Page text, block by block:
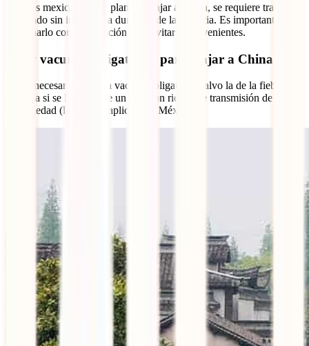
Para los mexicanos que planean viajar a China, se requiere tramitar
un visado sin importar la duración de la estancia. Es importante
gestionarlo con anticipación para evitar inconvenientes.
¿Hay vacunas obligatorias para viajar a China?
No es necesaria ninguna vacuna obligatoria, salvo la de la fiebre
amarilla si se llega desde un país con riesgo de transmisión de la
enfermedad (lo cual no aplica para México).